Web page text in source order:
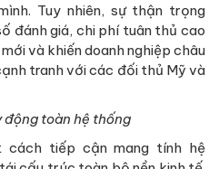
Tuy nhiên, sự thận trọng
đánh giá, chi phí tuân thủ cao
và khiến doanh nghiệp châu
tranh với các đối thủ Mỹ và
động toàn hệ thống
cách tiếp cận mang tính hệ